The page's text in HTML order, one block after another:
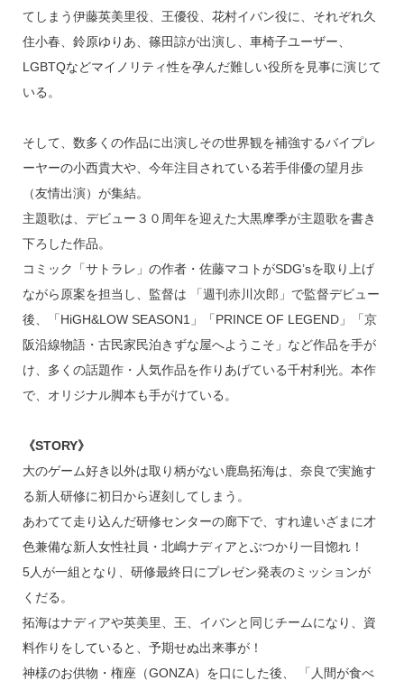
てしまう伊藤英美里役、王優役、花村イバン役に、それぞれ久
住小春、鈴原ゆりあ、篠田諒が出演し、車椅子ユーザー、
LGBTQなどマイノリティ性を孕んだ難しい役所を見事に演じて
いる。
そして、数多くの作品に出演しその世界観を補強するバイプレ
ーヤーの小西貴大や、今年注目されている若手俳優の望月歩
（友情出演）が集結。
主題歌は、デビュー３０周年を迎えた大黒摩季が主題歌を書き
下ろした作品。
コミック「サトラレ」の作者・佐藤マコトがSDG’sを取り上げ
ながら原案を担当し、監督は 「週刊赤川次郎」で監督デビュー
後、「HiGH&LOW SEASON1」「PRINCE OF LEGEND」「京
阪沿線物語・古民家民泊きずな屋へようこそ」など作品を手が
け、多くの話題作・人気作品を作りあげている千村利光。本作
で、オリジナル脚本も手がけている。
《STORY》
大のゲーム好き以外は取り柄がない鹿島拓海は、奈良で実施す
る新人研修に初日から遅刻してしまう。
あわてて走り込んだ研修センターの廊下で、すれ違いざまに才
色兼備な新人女性社員・北嶋ナディアとぶつかり一目惚れ！
5人が一組となり、研修最終日にプレゼン発表のミッションが
くだる。
拓海はナディアや英美里、王、イバンと同じチームになり、資
料作りをしていると、予期せぬ出来事が！
神様のお供物・権座（GONZA）を口にした後、 「人間が食べ